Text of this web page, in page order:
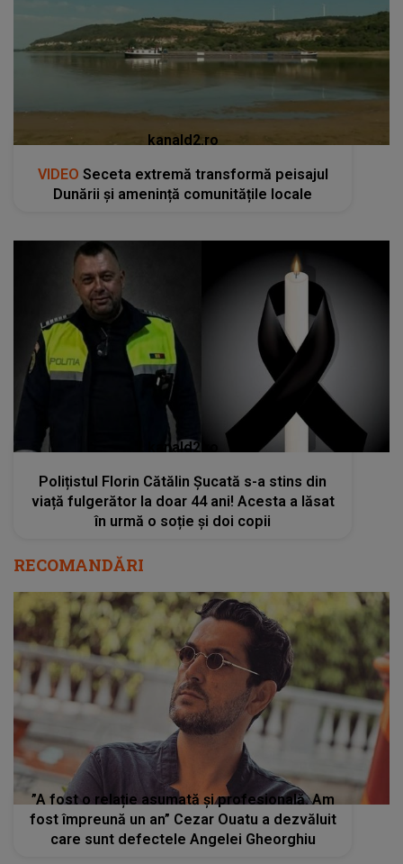
kanald2.ro
VIDEO Seceta extremă transformă peisajul
Dunării și amenință comunitățile locale
kanald2.ro
Polițistul Florin Cătălin Șucată s-a stins din
viață fulgerător la doar 44 ani! Acesta a lăsat
în urmă o soție și doi copii
RECOMANDĂRI
”A fost o relație asumată și profesională. Am
fost împreună un an” Cezar Ouatu a dezvăluit
care sunt defectele Angelei Gheorghiu